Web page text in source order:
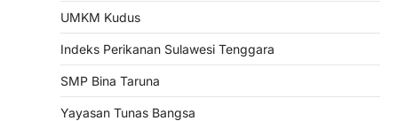
UMKM Kudus
Indeks Perikanan Sulawesi Tenggara
SMP Bina Taruna
Yayasan Tunas Bangsa